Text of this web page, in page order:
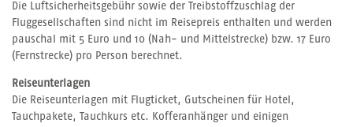
Die Luftsicherheitsgebühr sowie der Treibstoffzuschlag der
Fluggesellschaften sind nicht im Reisepreis enthalten und werden
pauschal mit 5 Euro und 10 (Nah- und Mittelstrecke) bzw. 17 Euro
(Fernstrecke) pro Person berechnet.
Reiseunterlagen
Die Reiseunterlagen mit Flugticket, Gutscheinen für Hotel,
Tauchpakete, Tauchkurs etc. Kofferanhänger und einigen